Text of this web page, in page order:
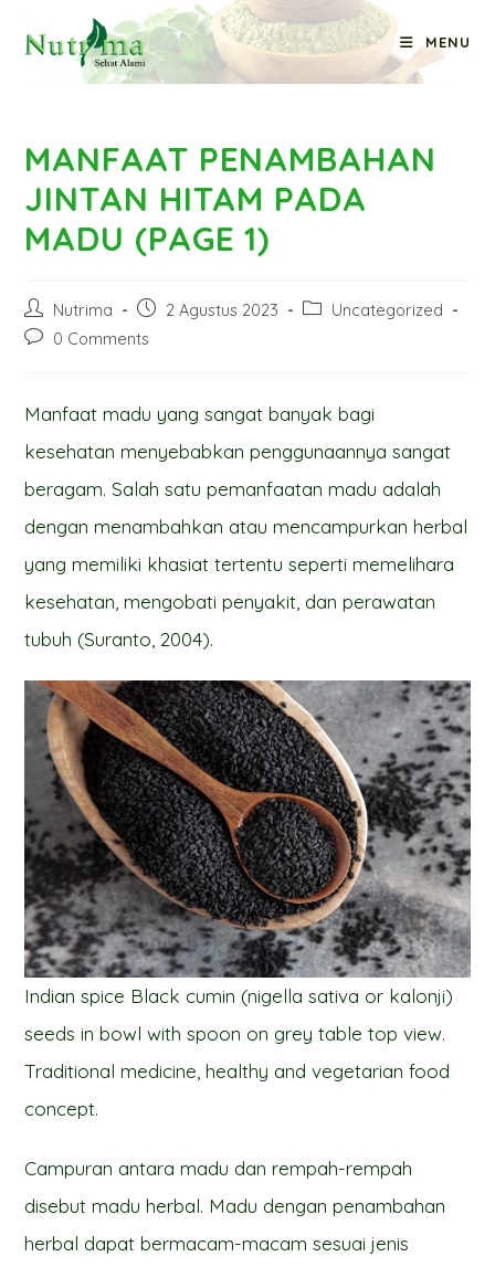
MENU
Blog
MANFAAT PENAMBAHAN
JINTAN HITAM PADA
MADU (PAGE 1)
Post
author:
Nutrima
Post
published:
2 Agustus 2023
PostUncategorized
Post0 Comments
Manfaat madu yang sangat banyak bagi
kesehatan menyebabkan penggunaannya sangat
beragam. Salah satu pemanfaatan madu adalah
dengan menambahkan atau mencampurkan herbal
yang memiliki khasiat tertentu seperti memelihara
kesehatan, mengobati penyakit, dan perawatan
tubuh (Suranto, 2004).
Indian spice Black cumin (nigella sativa or kalonji)
seeds in bowl with spoon on grey table top view.
Traditional medicine, healthy and vegetarian food
concept.
Campuran antara madu dan rempah-rempah
disebut madu herbal. Madu dengan penambahan
herbal dapat bermacam-macam sesuai jenis